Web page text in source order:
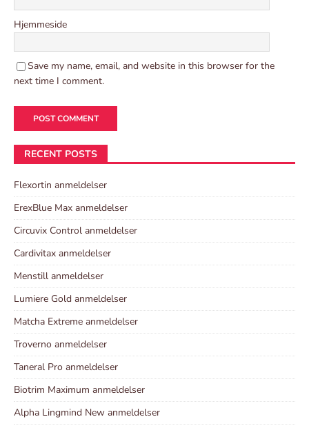
Hjemmeside
Save my name, email, and website in this browser for the
next time I comment.
RECENT POSTS
Flexortin anmeldelser
ErexBlue Max anmeldelser
Circuvix Control anmeldelser
Cardivitax anmeldelser
Menstill anmeldelser
Lumiere Gold anmeldelser
Matcha Extreme anmeldelser
Troverno anmeldelser
Taneral Pro anmeldelser
Biotrim Maximum anmeldelser
Alpha Lingmind New anmeldelser